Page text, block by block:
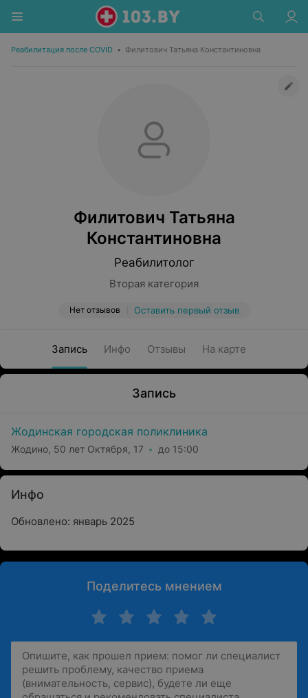
Реабилитация после COVID • Филитович Татьяна Константиновна
Филитович Татьяна
Константиновна
Реабилитолог
Вторая категория
Нет отзывов Оставить первый отзыв
Запись Инфо Отзывы На карте
Запись
Жодинская городская поликлиника
Жодино, 50 лет Октября, 17 до 15:00
Инфо
Обновлено: январь 2025
Поделитесь мнением